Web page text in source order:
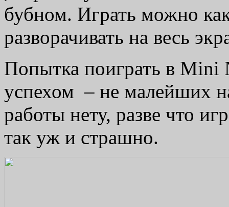
бубном. Играть можно
разворачивать на весь
Попытка поиграть в Mini
успехом – не малейших
работы нету, разве что
так уж и страшно.